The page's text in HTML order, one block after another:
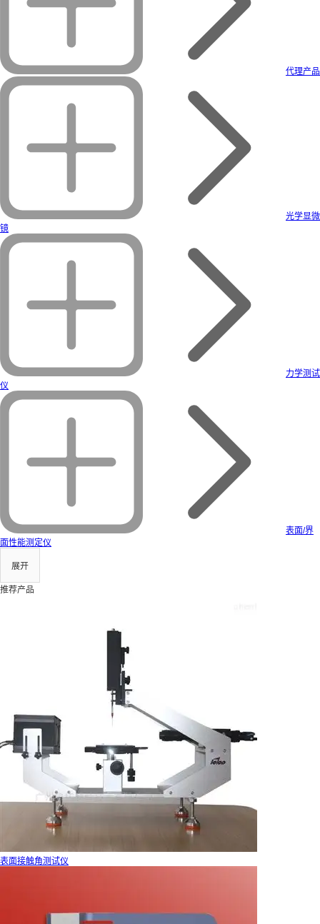
代理产品
光学显微
镜
力学测试
仪
表面/界
面性能测定仪
展开
推荐产品
表面接触角测试仪